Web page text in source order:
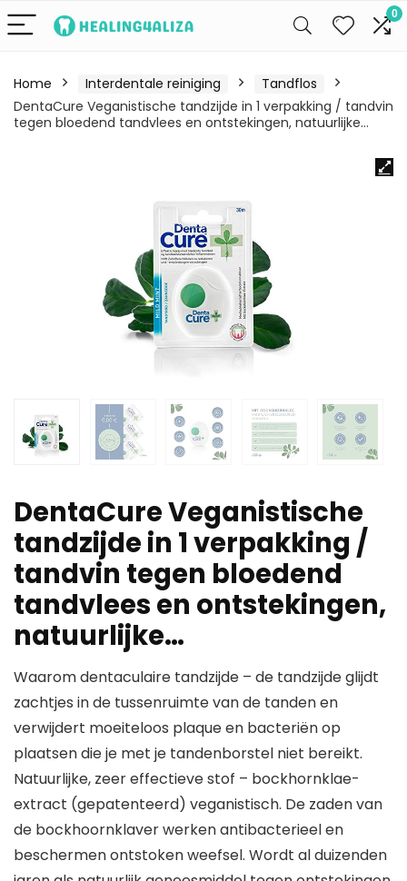
0
Home Interdentale reiniging
Tandflos
DentaCure Veganistische tandzijde in 1 verpakking / tandvin
tegen bloedend tandvlees en ontstekingen, natuurlijke…
DentaCure Veganistische
tandzijde in 1 verpakking /
tandvin tegen bloedend
tandvlees en ontstekingen,
natuurlijke…
Waarom dentaculaire tandzijde – de tandzijde glijdt
zachtjes in de tussenruimte van de tanden en
verwijdert moeiteloos plaque en bacteriën op
plaatsen die je met je tandenborstel niet bereikt.
Natuurlijke, zeer effectieve stof – bockhornklae-
extract (gepatenteerd) veganistisch. De zaden van
de bockhoornklaver werken antibacterieel en
beschermen ontstoken weefsel. Wordt al duizenden